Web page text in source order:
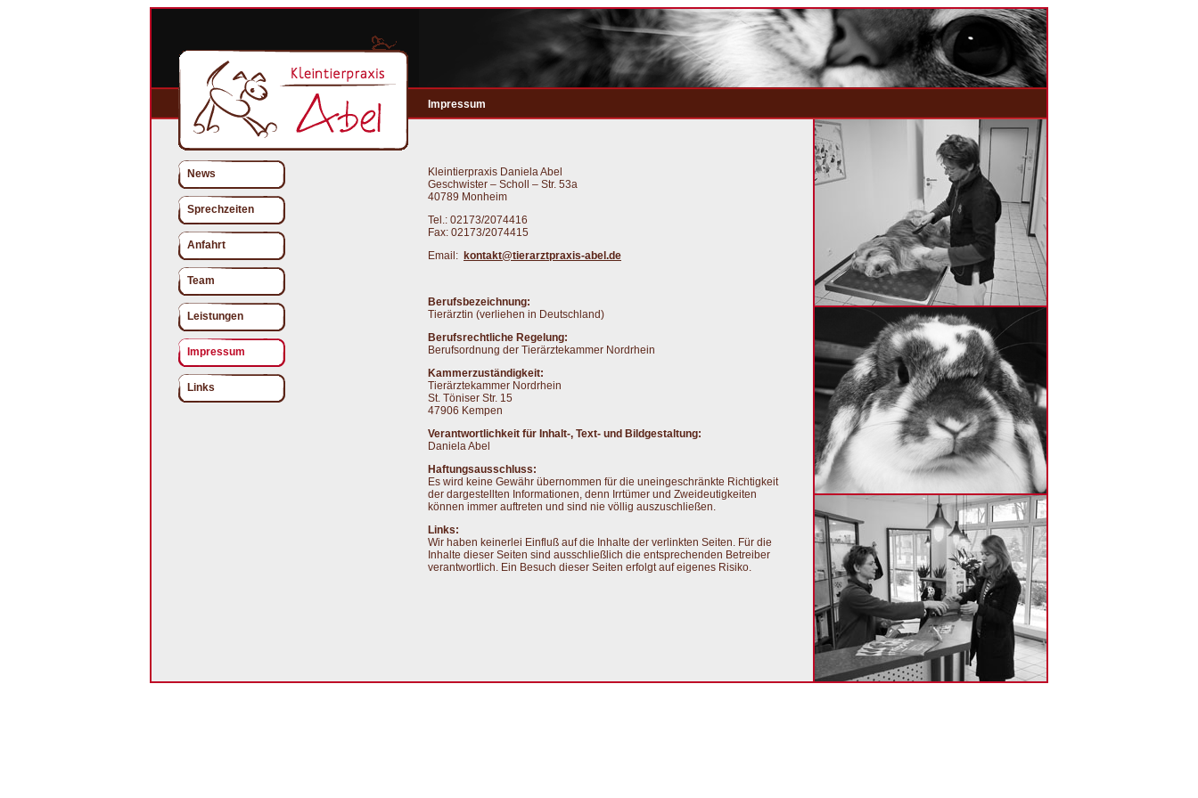
News
Sprechzeiten
Anfahrt
Team
Leistungen
Impressum
Links
Impressum
Kleintierpraxis Daniela Abel
Geschwister – Scholl – Str. 53a
40789 Monheim
Tel.: 02173/2074416
Fax: 02173/2074415
Email: kontakt@tierarztpraxis-abel.de
Berufsbezeichnung:
Tierärztin (verliehen in Deutschland)
Berufsrechtliche Regelung:
Berufsordnung der Tierärztekammer Nordrhein
Kammerzuständigkeit:
Tierärztekammer Nordrhein
St. Töniser Str. 15
47906 Kempen
Verantwortlichkeit für Inhalt-, Text- und Bildgestaltung:
Daniela Abel
Haftungsausschluss:
Es wird keine Gewähr übernommen für die uneingeschränkte Richtigkeit
der dargestellten Informationen, denn Irrtümer und Zweideutigkeiten
können immer auftreten und sind nie völlig auszuschließen.
Links:
Wir haben keinerlei Einfluß auf die Inhalte der verlinkten Seiten. Für die
Inhalte dieser Seiten sind ausschließlich die entsprechenden Betreiber
verantwortlich. Ein Besuch dieser Seiten erfolgt auf eigenes Risiko.